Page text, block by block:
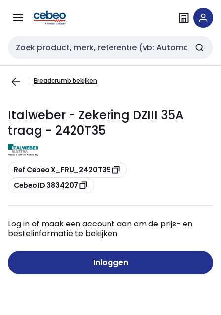
naar
naar
Zoekveld invoer
Breadcrumb bekijken
Italweber - Zekering DZIII 35A
traag - 2420T35
Kopiëren
Ref Cebeo X_FRU_2420T35
Kopiëren
Cebeo ID 3834207
Log in of maak een account aan om de prijs- en
bestelinformatie te bekijken
Inloggen